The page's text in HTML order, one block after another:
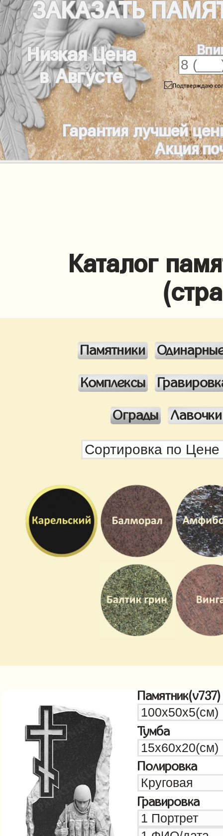
ЗАКАЗАТЬ
Низкая Цена
в Августе
Гарантия лучшей
Акция
Каталог
Памятники
Комплексы
Ограды
Памятник(v737)
Тумба
Полировка
Гравировка